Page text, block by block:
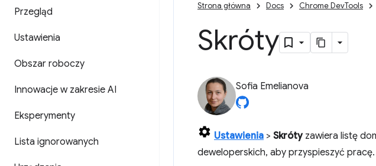
Przegląd
Ustawienia
Obszar roboczy
Innowacje w zakresie AI
Eksperymenty
Lista ignorowanych
Strona główna Docs Chrome DevTools
Skróty
Sofia Emelianova
Ustawienia > Skrótyzawiera listę
deweloperskich, aby przyspieszyć pracę.